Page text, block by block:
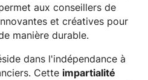
aux conseillers de
et créatives pour
manière durable.
dans l'indépendance à
Cette impartialité